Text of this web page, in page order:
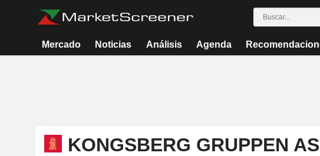
Mercado Noticias Análisis Agenda
KONGSBERG GRUPPEN